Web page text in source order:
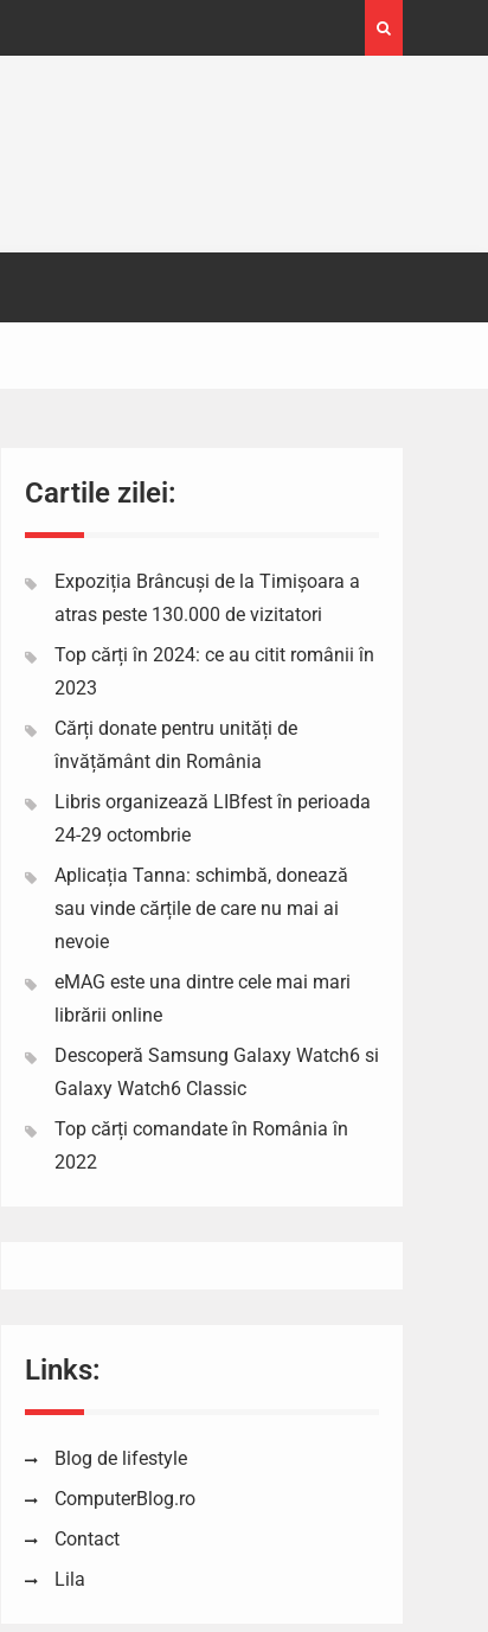
Expoziția Brâncuși de la Timișoara a atras peste
130.000 de vizitatori
Cartile zilei:
Expoziția Brâncuși de la Timișoara a
atras peste 130.000 de vizitatori
Top cărți în 2024: ce au citit românii în
2023
Cărți donate pentru unități de
învățământ din România
Libris organizează LIBfest în perioada
24-29 octombrie
Aplicația Tanna: schimbă, donează
sau vinde cărțile de care nu mai ai
nevoie
eMAG este una dintre cele mai mari
librării online
Descoperă Samsung Galaxy Watch6 si
Galaxy Watch6 Classic
Top cărți comandate în România în
2022
Links:
Blog de lifestyle
ComputerBlog.ro
Contact
Lila